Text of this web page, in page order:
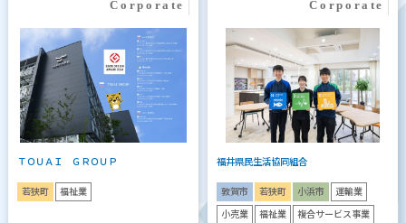
ＴＯＵＡＩ ＧＲＯＵＰ
若狭町 福祉業
福井県民生活協同組合
敦賀市 若狭町 小浜市 運輸業
小売業 福祉業 複合サービス事業